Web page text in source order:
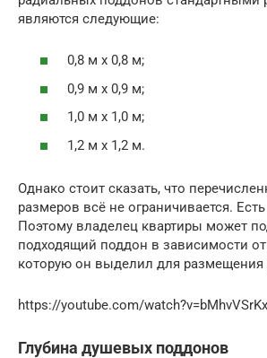
являются следующие:
0,8 м x 0,8 м;
0,9 м x 0,9 м;
1,0 м x 1,0 м;
1,2 м x 1,2 м.
Однако стоит сказать, что
размеров всё не ограничивается.
Поэтому владелец квартиры может
подходящий поддон в зависимости
которую он выделил для
https://youtube.com/
Глубина душевых поддонов